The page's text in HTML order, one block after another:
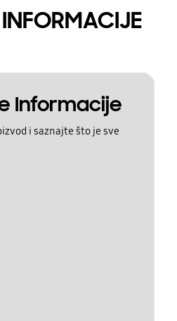
Informacije
i saznajte što je sve